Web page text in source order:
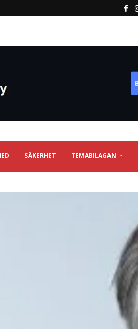
SÄKERHET TEMABILAGAN